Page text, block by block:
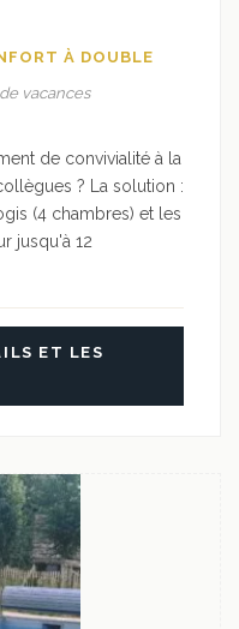
À DOUBLE
vacances
de convivialité à la
? La solution :
(4 chambres) et les
jusqu'à 12
ET LES